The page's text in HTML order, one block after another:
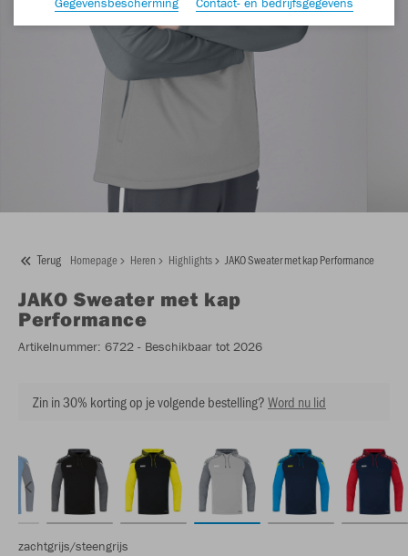
Terug Homepage Heren Highlights JAKO Sweater met kap Performance
JAKO Sweater met kap
Performance
Artikelnummer: 6722 - Beschikbaar tot 2026
Zin in 30% korting op je volgende bestelling?Word nu lid
zachtgrijs/steengrijs